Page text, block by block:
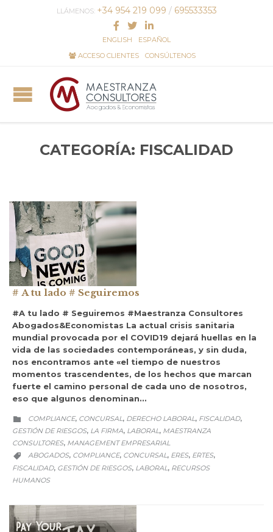
LLÁMENOS: +34 954 219 099 / 695533353
ENGLISH
ESPAÑOL
ACCESO CLIENTES
CONSÚLTENOS
CATEGORÍA: FISCALIDAD
# A tu lado # Seguiremos
#A tu lado # Seguiremos #Maestranza Consultores
Abogados&Economistas La actual crisis sanitaria
mundial provocada por el COVID19 dejará huellas en la
vida de las sociedades contemporáneas, y sin duda,
nos encontramos ante «el tiempo de nuestros
momentos trascendentes, de los hechos que marcan
fuerte el camino personal de cada uno de nosotros,
eso que algunos denominan…
 CATEGORY
COMPLIANCE, CONCURSAL, DERECHO LABORAL, FISCALIDAD,
GESTIÓN DE RIESGOS, LA FIRMA, LABORAL, MAESTRANZA
CONSULTORES, MANAGEMENT EMPRESARIAL
 CATEGORY
ABOGADOS, COMPLIANCE, CONCURSAL, ERES, ERTES,
FISCALIDAD, GESTIÓN DE RIESGOS, LABORAL, RECURSOS
HUMANOS